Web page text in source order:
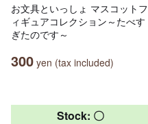
お文具といっしょ マスコットフ
ィギュアコレクション～たべす
ぎたのです～
300 yen (tax included)
Stock: 〇